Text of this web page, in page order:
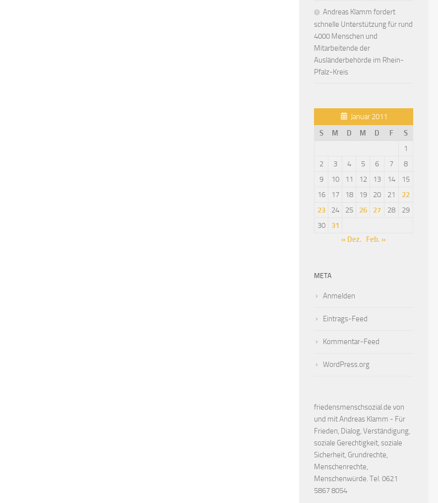
Andreas Klamm fordert
schnelle Unterstützung für rund
4000 Menschen und
Mitarbeitende der
Ausländerbehörde im Rhein-
Pfalz-Kreis
Januar 2011
S
M D M D F
S
1
2
3 4 5 6 7
8
9
10 11 12 13 14
15
16
17 18 19 20 21
22
23
24 25 26 27 28
29
30
31
« Dez.
Feb. »
META
Anmelden
Eintrags-Feed
Kommentar-Feed
WordPress.org
friedensmenschsozial.de von
und mit Andreas Klamm - Für
Frieden, Dialog, Verständigung,
soziale Gerechtigkeit, soziale
Sicherheit, Grundrechte,
Menschenrechte,
Menschenwürde. Tel. 0621
5867 8054